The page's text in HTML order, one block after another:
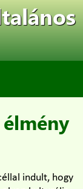
indult, hogy